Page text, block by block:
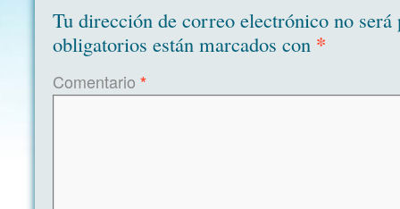
Tu dirección de correo electrónico no será
obligatorios están marcados con *
Comentario *